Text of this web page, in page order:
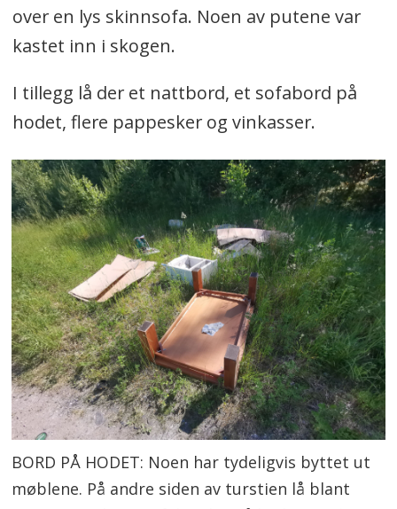
over en lys skinnsofa. Noen av putene var
kastet inn i skogen.
I tillegg lå der et nattbord, et sofabord på
hodet, flere pappesker og vinkasser.
BORD PÅ HODET: Noen har tydeligvis byttet ut
møblene. På andre siden av turstien lå blant